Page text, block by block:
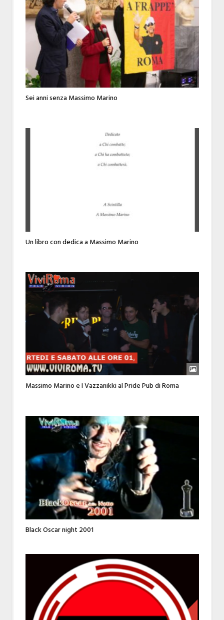
Sei anni senza Massimo Marino
Un libro con dedica a Massimo Marino
Massimo Marino e I Vazzanikki al Pride Pub di Roma
Black Oscar night 2001